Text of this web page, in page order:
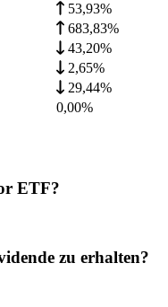
53,93%
683,83%
43,20%
2,65%
29,44%
0,00%
ETF?
zu erhalten?